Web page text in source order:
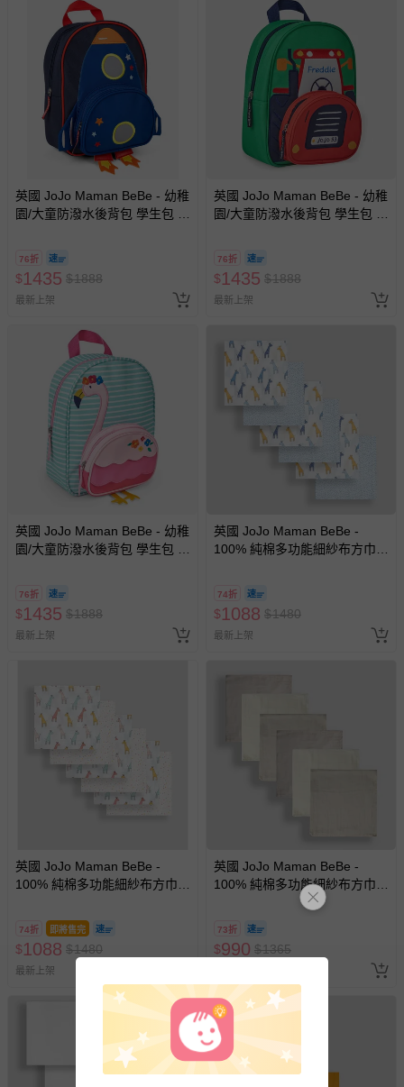
英國 JoJo Maman BeBe - 幼稚
園/大童防潑水後背包 學生包 旅
76折
$1435 $1888
最新上架
英國 JoJo Maman BeBe - 幼稚
園/大童防潑水後背包 學生包 旅
76折
$1435 $1888
最新上架
英國 JoJo Maman BeBe - 幼稚
園/大童防潑水後背包 學生包 旅
76折
$1435 $1888
最新上架
英國 JoJo Maman BeBe -
100% 純棉多功能細紗布方巾/
禮盒組(60*60cm)-藍色長頸鹿
74折
$1088 $1480
最新上架
英國 JoJo Maman BeBe -
100% 純棉多功能細紗布方巾/
禮盒組(60*60cm)-粉色長頸鹿
74折 即將售完
$1088 $1480
最新上架
英國 JoJo Maman BeBe -
100% 純棉多功能細紗布方巾/
包巾/小薄被/拍嗝巾/安撫巾 6入
禮盒組(60*60cm)-棕色
73折
$990 $1365